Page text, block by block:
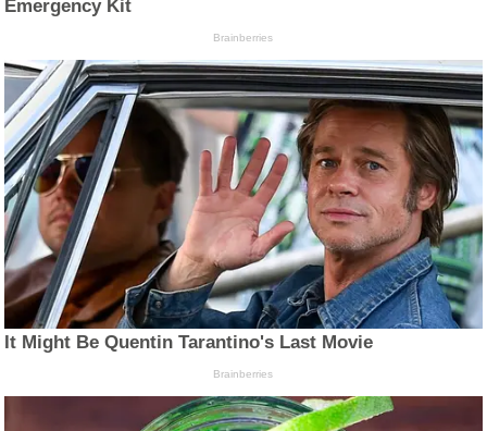
Emergency Kit
Brainberries
It Might Be Quentin Tarantino's Last Movie
Brainberries